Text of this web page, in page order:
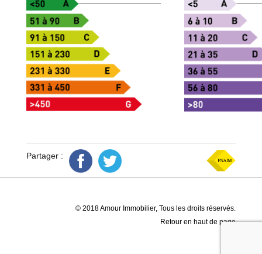
Partager :
© 2018 Amour Immobilier, Tous les droits réservés.
Retour en haut de page